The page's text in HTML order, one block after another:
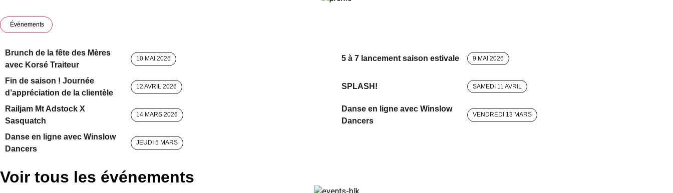
Événements
Brunch de la fête des Mères
avec Korsé Traiteur
10 MAI 2026 5 à 7 lancement saison estivale 9 MAI 2026
Fin de saison ! Journée
d’appréciation de la clientèle
12 AVRIL 2026 SPLASH! SAMEDI 11 AVRIL
Railjam Mt Adstock X
Sasquatch
14 MARS 2026
Danse en ligne avec Winslow
Dancers
VENDREDI 13 MARS
Danse en ligne avec Winslow
Dancers
JEUDI 5 MARS
Voir tous les événements